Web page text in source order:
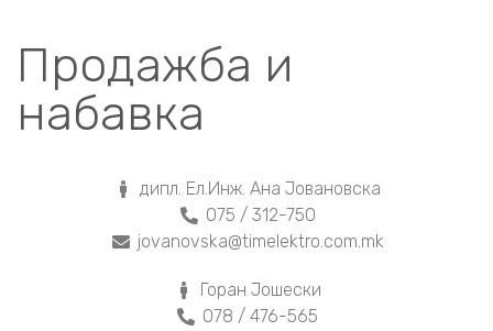
Продажба и
набавка
дипл. Ел.Инж. Ана Јовановска
075 / 312-750
jovanovska@timelektro.com.mk
Горан Јошески
078 / 476-565